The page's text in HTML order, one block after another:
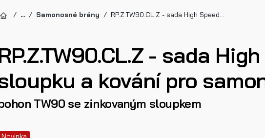
... Samonosné brány RP.Z.TW90.CL.Z - sada High Speed pohonu do sloupku a kování pro samonosnou bránu
- sada
a kování pro
TW90 se zinkovaným sloupkem